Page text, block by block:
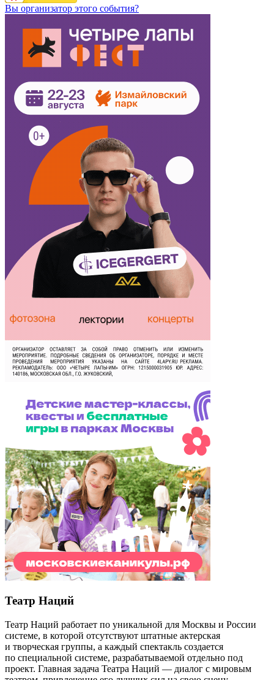
Вы организатор этого события?
Театр Наций
Театр Наций работает по уникальной для Москвы и России
системе, в которой отсутствуют штатные актерская
и творческая группы, а каждый спектакль создается
по специальной системе, разрабатываемой отдельно под
проект. Главная задача Театра Наций — диалог с мировым